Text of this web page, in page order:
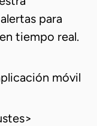
para
tiempo real.
móvil